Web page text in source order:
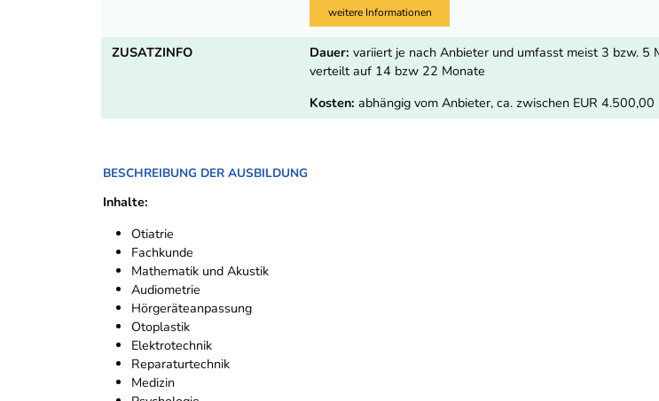
weitere Informationen
ZUSATZINFO Dauer: variiert je nach Anbieter und umfasst meist 3 bzw.
verteilt auf 14 bzw 22 Monate
Kosten: abhängig vom Anbieter, ca. zwischen EUR
BESCHREIBUNG DER AUSBILDUNG
Inhalte:
Otiatrie
Fachkunde
Mathematik und Akustik
Audiometrie
Hörgeräteanpassung
Otoplastik
Elektrotechnik
Reparaturtechnik
Medizin